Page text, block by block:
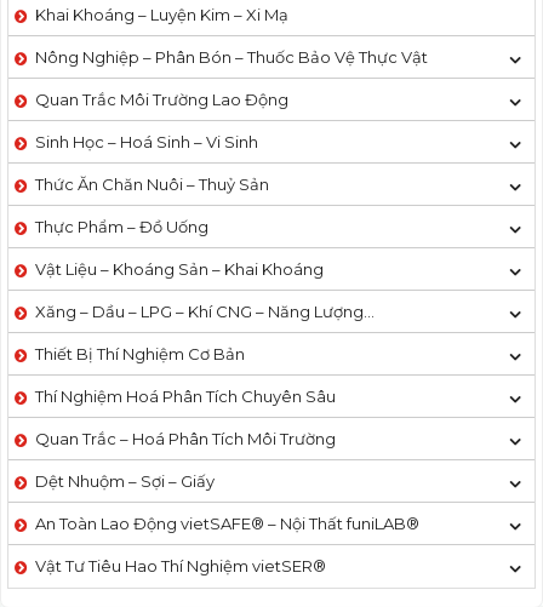
Khai Khoáng – Luyện Kim – Xi Mạ
Nông Nghiệp – Phân Bón – Thuốc Bảo Vệ Thực Vật
Quan Trắc Môi Trường Lao Động
Sinh Học – Hoá Sinh – Vi Sinh
Thức Ăn Chăn Nuôi – Thuỷ Sản
Thực Phẩm – Đồ Uống
Vật Liệu – Khoáng Sản – Khai Khoáng
Xăng – Dầu – LPG – Khí CNG – Năng Lượng…
Thiết Bị Thí Nghiệm Cơ Bản
Thí Nghiệm Hoá Phân Tích Chuyên Sâu
Quan Trắc – Hoá Phân Tích Môi Trường
Dệt Nhuộm – Sợi – Giấy
An Toàn Lao Động vietSAFE® – Nội Thất funiLAB®
Vật Tư Tiêu Hao Thí Nghiệm vietSER®